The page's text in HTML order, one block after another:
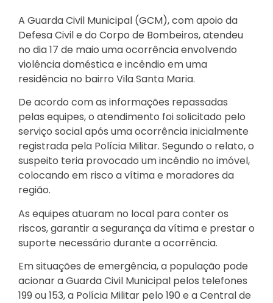
A Guarda Civil Municipal (GCM), com apoio da
Defesa Civil e do Corpo de Bombeiros, atendeu
no dia 17 de maio uma ocorrência envolvendo
violência doméstica e incêndio em uma
residência no bairro Vila Santa Maria.
De acordo com as informações repassadas
pelas equipes, o atendimento foi solicitado pelo
serviço social após uma ocorrência inicialmente
registrada pela Polícia Militar. Segundo o relato, o
suspeito teria provocado um incêndio no imóvel,
colocando em risco a vítima e moradores da
região.
As equipes atuaram no local para conter os
riscos, garantir a segurança da vítima e prestar o
suporte necessário durante a ocorrência.
Em situações de emergência, a população pode
acionar a Guarda Civil Municipal pelos telefones
199 ou 153, a Polícia Militar pelo 190 e a Central de